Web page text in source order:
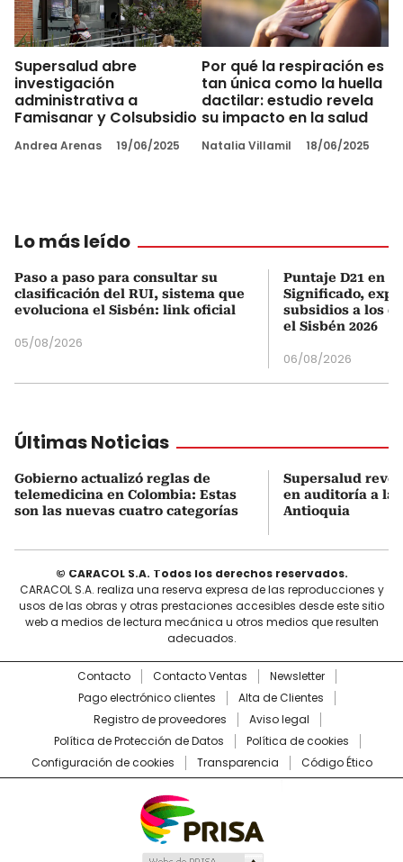
Supersalud abre
investigación
administrativa a
Famisanar y Colsubsidio
Andrea Arenas 19/06/2025
Por qué la respiración es
tan única como la huella
dactilar: estudio revela
su impacto en la salud
Natalia Villamil 18/06/2025
Lo más leído
Paso a paso para consultar su
clasificación del RUI, sistema que
evoluciona el Sisbén: link oficial
05/08/2026
Puntaje D21 en
Significado,
subsidios a los
el Sisbén 2026
06/08/2026
Últimas Noticias
Gobierno actualizó reglas de
telemedicina en Colombia: Estas
son las nuevas cuatro categorías
Supersalud
en auditoría a la
Antioquia
© CARACOL S.A. Todos los derechos reservados.
CARACOL S.A. realiza una reserva expresa de las reproducciones y
usos de las obras y otras prestaciones accesibles desde este sitio
web a medios de lectura mecánica u otros medios que resulten
adecuados.
Contacto Contacto Ventas
Newsletter
Pago electrónico clientes
Alta de Clientes
Registro de proveedores
Aviso legal
Política de Protección de Datos
Política de cookies
Configuración de cookies
Transparencia Código Ético